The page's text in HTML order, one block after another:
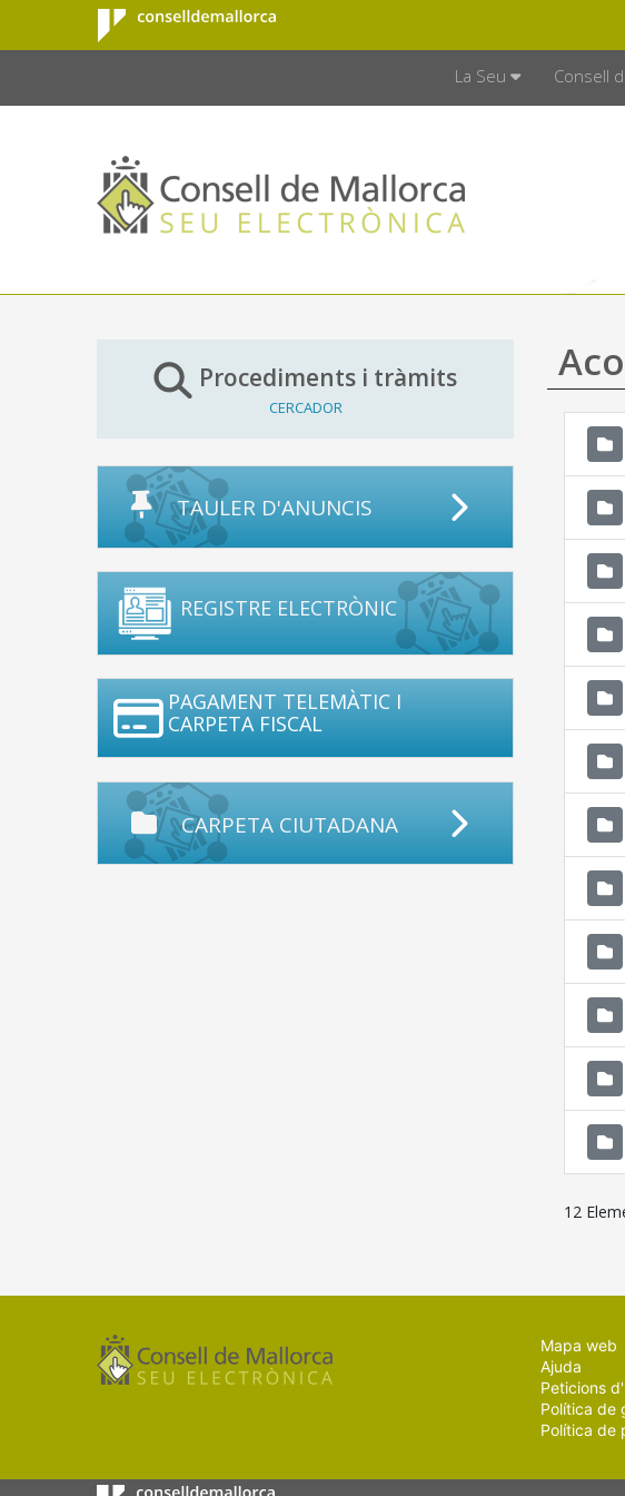
Salta al contingut principal
Consell de
Mallorca
La Seu Consell
Procediments i tràmits
CERCADOR
TAULER D'ANUNCIS
REGISTRE ELECTRÒNIC
PAGAMENT TELEMÀTIC I
CARPETA FISCAL
CARPETA CIUTADANA
12
Mapa web
Ajuda
Peticions
Política de
Política de